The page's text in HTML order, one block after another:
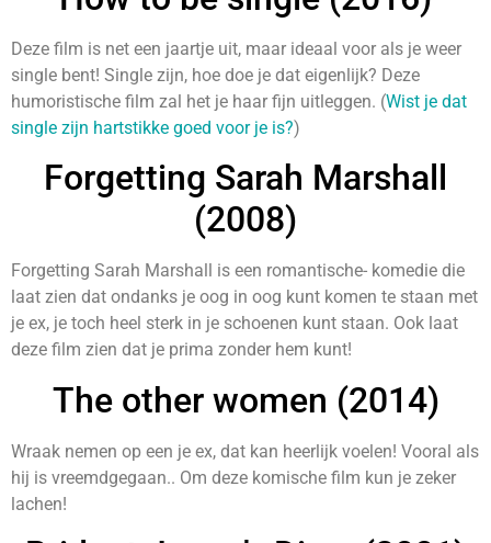
Deze film is net een jaartje uit, maar ideaal voor als je weer
single bent! Single zijn, hoe doe je dat eigenlijk? Deze
humoristische film zal het je haar fijn uitleggen. (Wist je dat
single zijn hartstikke goed voor je is?)
Forgetting Sarah Marshall
(2008)
Forgetting Sarah Marshall is een romantische- komedie die
laat zien dat ondanks je oog in oog kunt komen te staan met
je ex, je toch heel sterk in je schoenen kunt staan. Ook laat
deze film zien dat je prima zonder hem kunt!
The other women (2014)
Wraak nemen op een je ex, dat kan heerlijk voelen! Vooral als
hij is vreemdgegaan.. Om deze komische film kun je zeker
lachen!